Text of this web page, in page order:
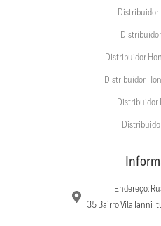
Distribuidor
Distribuidor
Distribuidor
Distribuidor
Endereço:
35 Bairro Vila Ianni